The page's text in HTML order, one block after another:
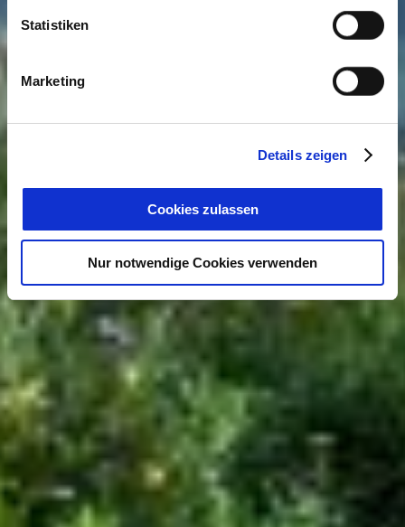
Statistiken
Marketing
Details zeigen
Cookies zulassen
Nur notwendige Cookies verwenden